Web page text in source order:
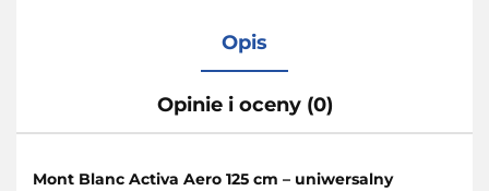
Opis
Opinie i oceny (0)
Mont Blanc Activa Aero 125 cm – uniwersalny